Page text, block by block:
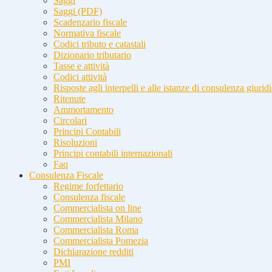
Saggi (PDF)
Scadenzario fiscale
Normativa fiscale
Codici tributo e catastali
Dizionario tributario
Tasse e attività
Codici attività
Risposte agli interpelli e alle istanze di consulenza
Ritenute
Ammortamento
Circolari
Principi Contabili
Risoluzioni
Principi contabili internazionali
Faq
Consulenza Fiscale
Regime forfettario
Consulenza fiscale
Commercialista on line
Commercialista Milano
Commercialista Roma
Commercialista Pomezia
Dichiarazione redditi
PMI